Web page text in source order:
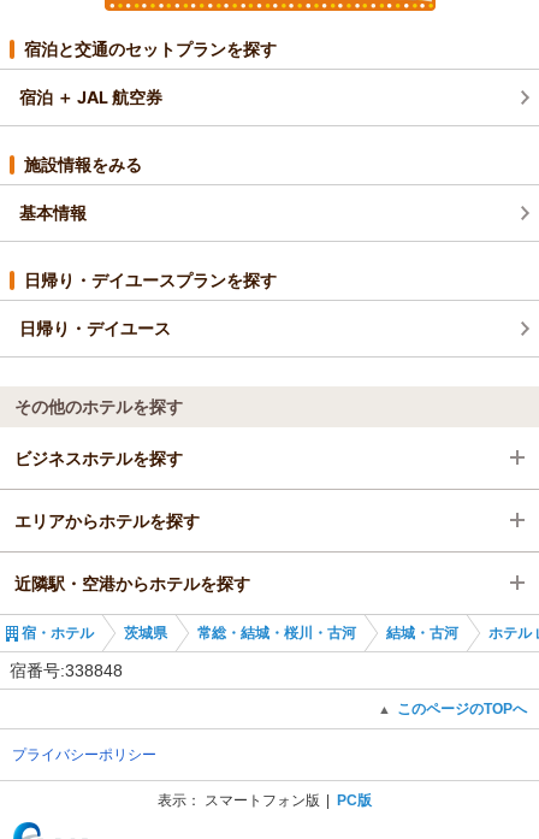
宿泊と交通のセットプランを探す
宿泊 ＋ JAL 航空券
施設情報をみる
基本情報
日帰り・デイユースプランを探す
日帰り・デイユース
その他のホテルを探す
ビジネスホテルを探す
茨城県
常総・結城・桜川・古河
結城・古河
エリアからホテルを探す
茨城県
常総・結城・桜川・古河
近隣駅・空港からホテルを探す
古河駅
羽生駅
宿・ホテル 茨城県 常総・結城・桜川・古河 結城・古河 ホテル
宿番号:338848
▲ このページのTOPへ
プライバシーポリシー
表示： スマートフォン版 PC版